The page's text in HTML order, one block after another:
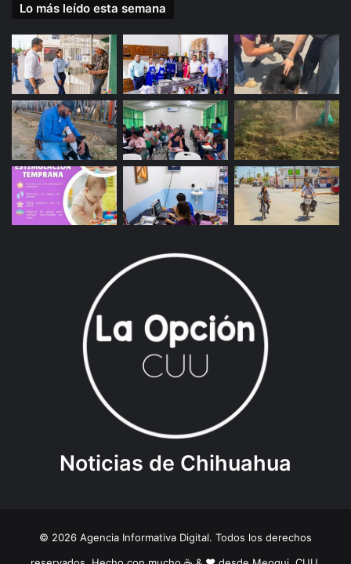
Lo más leído esta semana
Noticias de Chihuahua
© 2026 Agencia Informativa Digital. Todos los derechos